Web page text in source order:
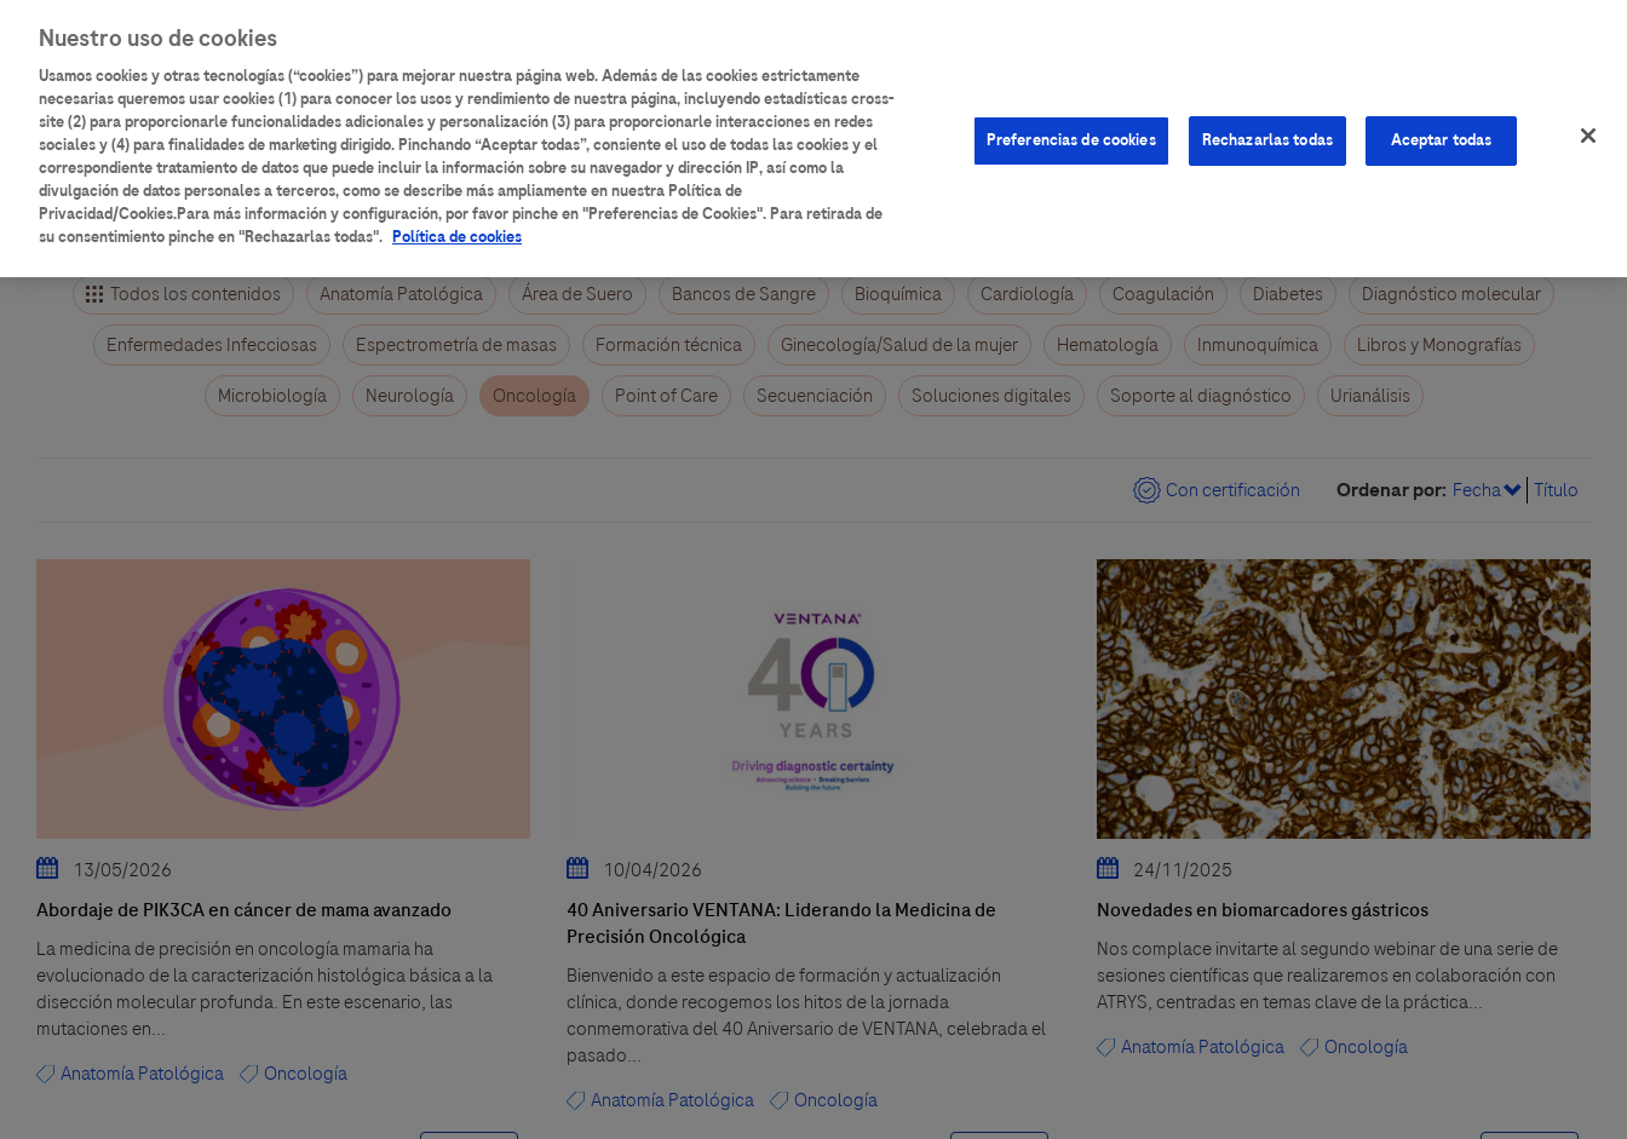
contenido
principal
Main
navigation
Inicio Catálogo de contenidos
account
menu
AularioRoche
Todos los contenidos Anatomía Patológica Área de Suero Bancos de Sangre Bioquímica Cardiología Coagulación Diabetes
Diagnóstico molecular
Enfermedades Infecciosas
Espectrometría de masas Formación técnica Ginecología/Salud de la mujer Hematología Inmunoquímica
Libros y Monografías
Microbiología
Neurología Oncología Point of Care Secuenciación Soluciones digitales Soporte al diagnóstico Urianálisis
Con certificación Ordenar por: Fecha Título
13/05/2026
Abordaje de PIK3CA en cáncer de mama avanzado
La medicina de precisión en oncología mamaria ha
evolucionado de la caracterización histológica básica a la
disección molecular profunda. En este escenario, las
mutaciones en...
Anatomía Patológica
Oncología
10/04/2026
40 Aniversario VENTANA: Liderando la Medicina de
Precisión Oncológica
Bienvenido a este espacio de formación y actualización
clínica, donde recogemos los hitos de la jornada
conmemorativa del 40 Aniversario de VENTANA, celebrada el
pasado...
Anatomía Patológica
Oncología
24/11/2025
Novedades en biomarcadores gástricos
Nos complace invitarte al segundo webinar de una serie de
sesiones científicas que realizaremos en colaboración con
ATRYS, centradas en temas clave de la práctica...
Anatomía Patológica
Oncología
Nuestro uso de cookies
Usamos cookies y otras tecnologías (“cookies”) para mejorar nuestra página web. Además de las cookies estrictamente
necesarias queremos usar cookies (1) para conocer los usos y rendimiento de nuestra página, incluyendo estadísticas cross-
site (2) para proporcionarle funcionalidades adicionales y personalización (3) para proporcionarle interacciones en redes
sociales y (4) para finalidades de marketing dirigido. Pinchando “Aceptar todas”, consiente el uso de todas las cookies y el
correspondiente tratamiento de datos que puede incluir la información sobre su navegador y dirección IP, así como la
divulgación de datos personales a terceros, como se describe más ampliamente en nuestra Política de
Privacidad/Cookies.Para más información y configuración, por favor pinche en "Preferencias de Cookies". Para retirada de
su consentimiento pinche en "Rechazarlas todas". Política de cookies
Preferencias de cookies Rechazarlas todas Aceptar todas